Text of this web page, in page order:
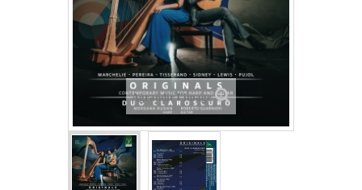
Agrandir l'image